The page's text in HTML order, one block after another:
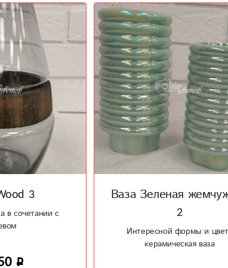
жемчужина
и цвета
Ваза Wood 4
Изысканное сочетание
дерева